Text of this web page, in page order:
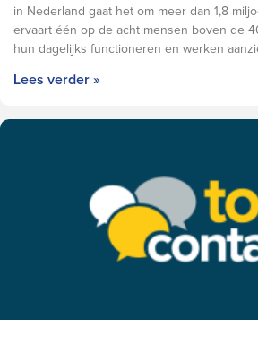
in Nederland gaat het om meer dan 1,8
ervaart één op de acht mensen boven de
hun dagelijks functioneren en werken
Lees verder »